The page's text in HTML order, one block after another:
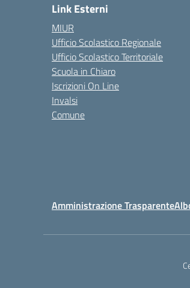
Link Esterni
MIUR
Ufficio Scolastico Regionale
Ufficio Scolastico Territoriale
Scuola in Chiaro
Iscrizioni On Line
Invalsi
Comune
Amministrazione Trasparente